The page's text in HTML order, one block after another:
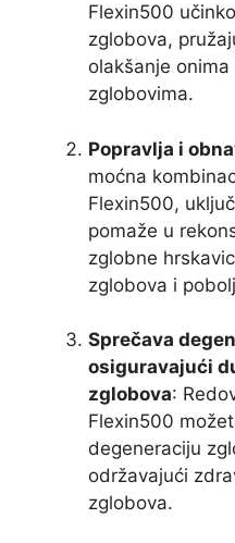
Flexin500
zglobova,
olakšanje
zglobovima.
Popravlja i
moćna
Flexin500,
pomaže u
zglobne
zglobova i
Sprečava
osiguravajući
zglobova:
Flexin500
degeneraciju
održavajući
zglobova.